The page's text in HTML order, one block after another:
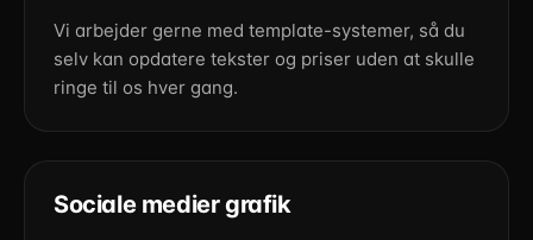
Vi arbejder gerne med template-systemer, så du
selv kan opdatere tekster og priser uden at skulle
ringe til os hver gang.
Sociale medier grafik